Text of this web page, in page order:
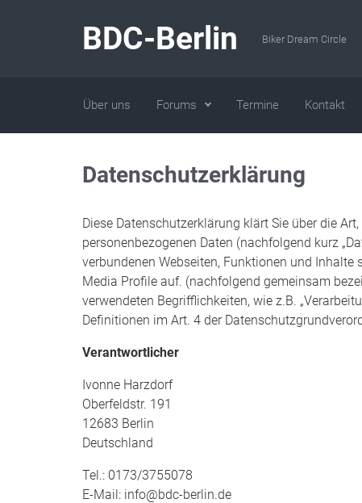
BDC-Berlin Biker Dream Circle
Über uns Forums Termine Kontakt
Datenschutzerklärung
Diese Datenschutzerklärung klärt Sie über die
personenbezogenen Daten (nachfolgend kurz
verbundenen Webseiten, Funktionen und Inhalte
Media Profile auf. (nachfolgend gemeinsam
verwendeten Begrifflichkeiten, wie z.B.
Definitionen im Art. 4 der
Verantwortlicher
Ivonne Harzdorf
Oberfeldstr. 191
12683 Berlin
Deutschland
Tel.: 0173/3755078
E-Mail: info@bdc-berlin.de